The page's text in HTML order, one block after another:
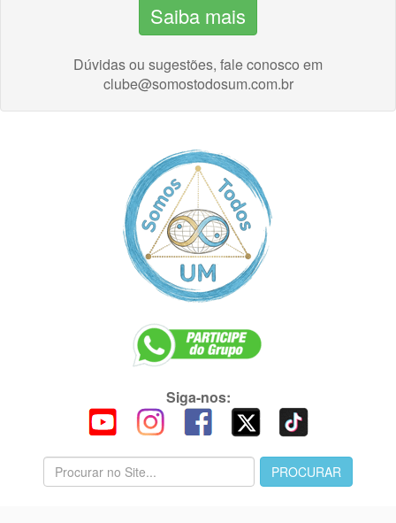
Saiba mais
Dúvidas ou sugestões, fale conosco em
clube@somostodosum.com.br
Siga-nos: